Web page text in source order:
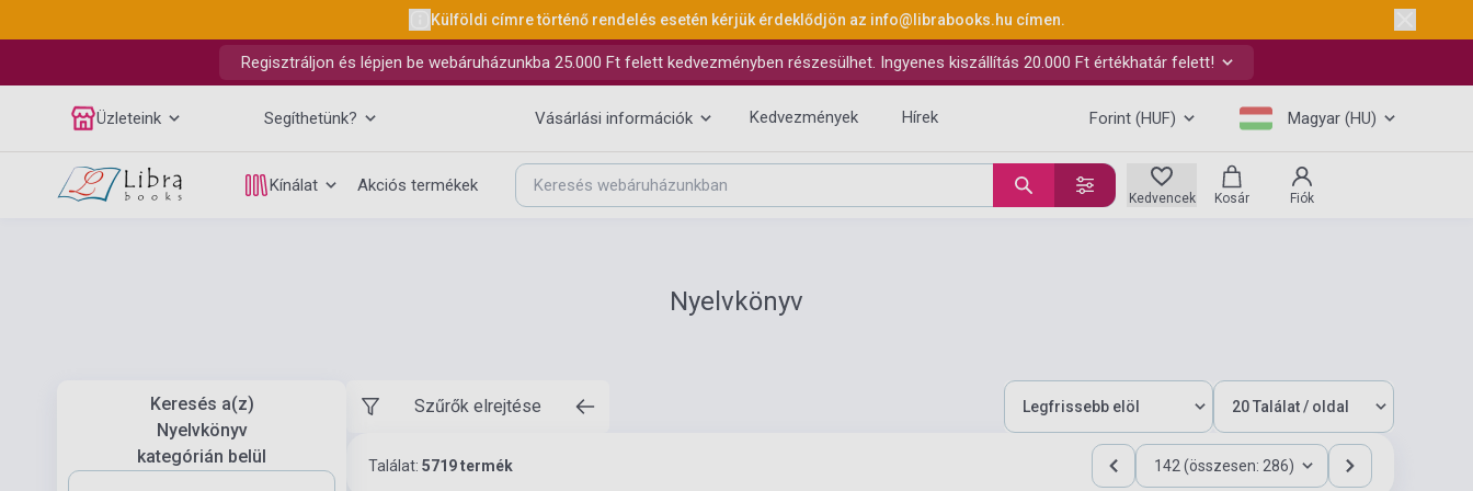
Külföldi címre történő rendelés esetén kérjük érdeklődjön az info@librabooks.hu címen.
Regisztráljon és lépjen be webáruházunkba 25.000 Ft felett kedvezményben részesülhet. Ingyenes kiszállítás 20.000 Ft értékhatár felett!
Üzleteink Segíthetünk? Vásárlási információk Kedvezmények Hírek Forint (HUF) Magyar (HU)
Kínálat Akciós termékek
Kedvencek Kosár Fiók
Nyelvkönyv
Keresés a(z)
Nyelvkönyv
kategórián belül
Szűrők elrejtése
Találat: 5719 termék 142 (összesen: 286)